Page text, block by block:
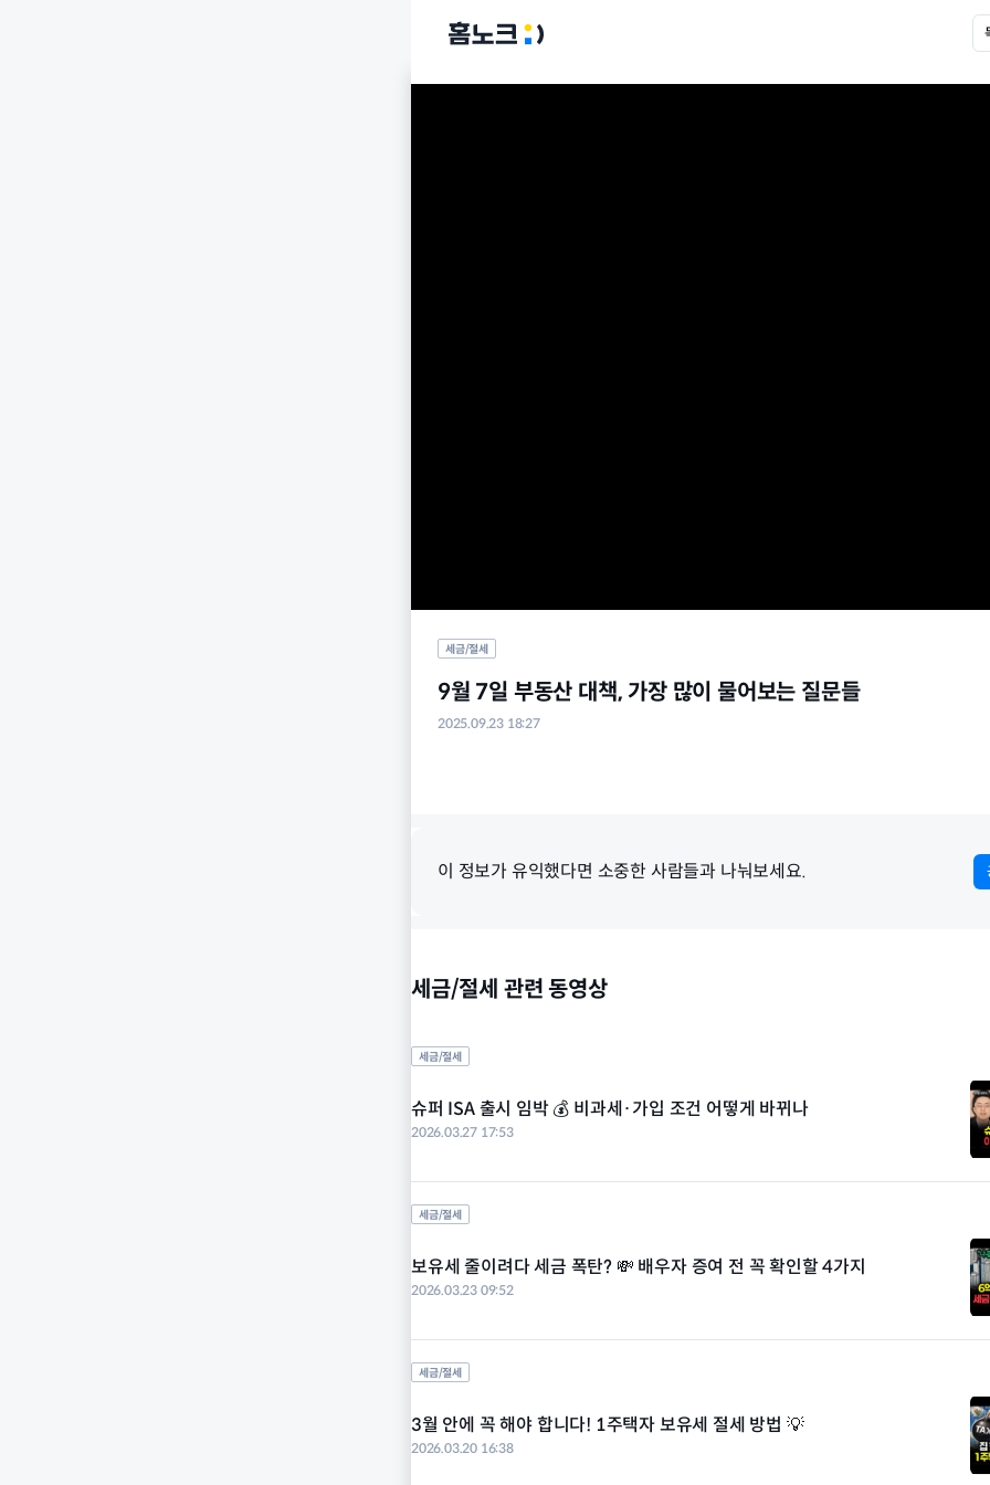
세금/절세
9월 7일 부동산 대책, 가장 많이 물어보는 질문들
2025.09.23 18:27
이 정보가 유익했다면 소중한 사람들과 나눠보세요.
세금/절세 관련 동영상
세금/절세
슈퍼 ISA 출시 임박 💰 비과세·가입 조건 어떻게 바뀌나
2026.03.27 17:53
세금/절세
보유세 줄이려다 세금 폭탄? 💸 배우자 증여 전 꼭 확인할 4가지
2026.03.23 09:52
세금/절세
3월 안에 꼭 해야 합니다! 1주택자 보유세 절세 방법 💡
2026.03.20 16:38